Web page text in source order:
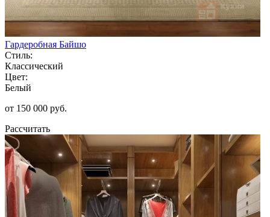
Гардеробная Байшо
Стиль:
Классический
Цвет:
Белый
от 150 000 руб.
Рассчитать